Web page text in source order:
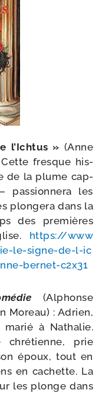
l’Ichtus » (Anne
Cette fresque his­
de la plume cap­
pas­sion­ne­ra les
plon­ge­ra dans la
des pre­mières
https://​www​
​l​e​-​s​i​g​n​e​-​d​e​-​l​-​i​c​
​b​e​r​n​e​t​-​c​2​x​3​1​
(Alphonse
Moreau) : Adrien,
à Nathalie.
chré­tienne, prie
époux, tout en
en cachette. La
les plonge dans